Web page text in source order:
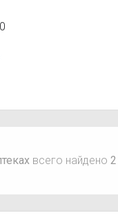
всего найдено 2